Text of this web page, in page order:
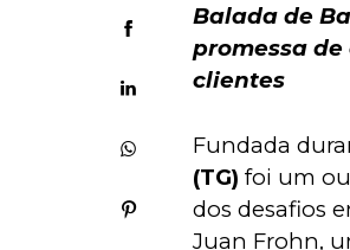
Balada de
promessa
clientes
Fundada
(TG) foi um
dos desafios
Juan Frohn,